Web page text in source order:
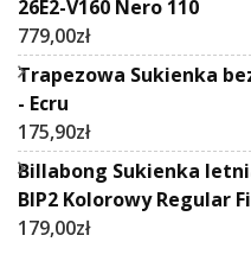
26E2-V160 Nero 110
779,00zł
Trapezowa Sukienka
- Ecru
175,90zł
Billabong Sukienka
BIP2 Kolorowy Regular
179,00zł